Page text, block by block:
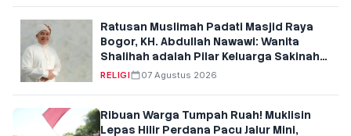
Ratusan Muslimah Padati Masjid Raya
Bogor, KH. Abdullah Nawawi: Wanita
Shalihah adalah Pilar Keluarga Sakinah
dan Penentu Generasi Qur'ani
RELIGI 07 Agustus 2026
Ribuan Warga Tumpah Ruah! Muklisin
Lepas Hilir Perdana Pacu Jalur Mini,